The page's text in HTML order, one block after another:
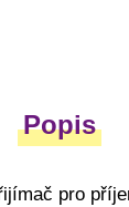
Popis
pro